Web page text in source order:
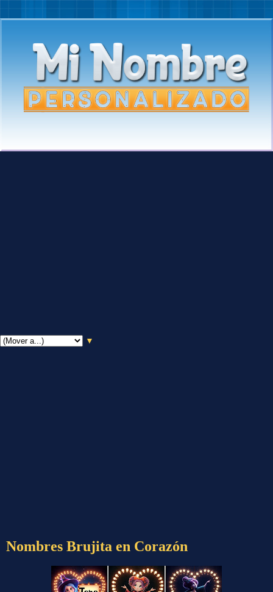
▼
Nombres Brujita en Corazón